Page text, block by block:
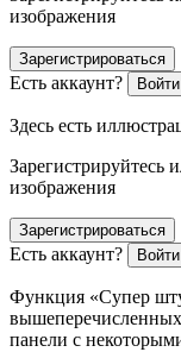
изображения
Зарегистрироваться
Есть аккаунт? Войти
Здесь есть
Зарегистрируйтесь
изображения
Зарегистрироваться
Есть аккаунт? Войти
Функция «Супер
панели с